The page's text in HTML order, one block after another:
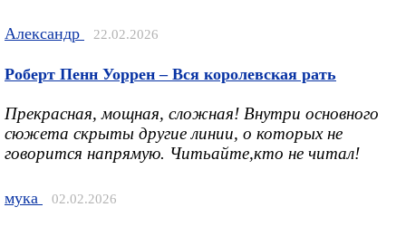
Александр 22.02.2026
Роберт Пенн Уоррен – Вся королевская рать
Прекрасная, мощная, сложная! Внутри основного
сюжета скрыты другие линии, о которых не
говорится напрямую. Читьайте,кто не читал!
мука 02.02.2026